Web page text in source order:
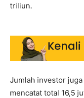
triliun.
Jumlah investor
mencatat total 16,5